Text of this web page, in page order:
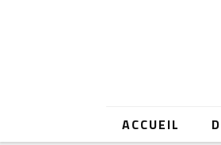
ACCUEIL